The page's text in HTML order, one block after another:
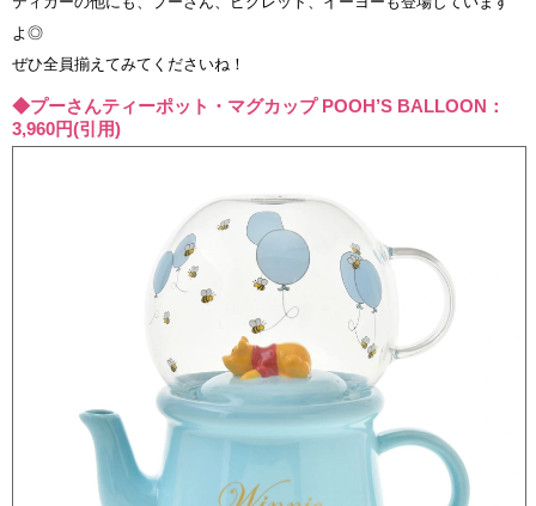
よ◎
ぜひ全員揃えてみてくださいね！
◆プーさんティーポット・マグカップ POOH’S BALLOON：
3,960円(引用)